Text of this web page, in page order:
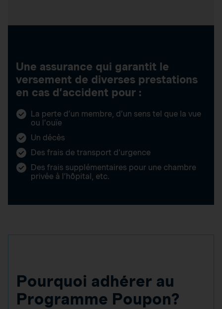
Une assurance qui garantit le
versement de diverses prestations
en cas d’accident pour :
La perte d’un membre, d’un sens tel que la vue
ou l’ouïe
Un décès
Des frais de transport d’urgence
Des frais supplémentaires pour une chambre
privée à l’hôpital, etc.
Pourquoi adhérer au
Programme Poupon?